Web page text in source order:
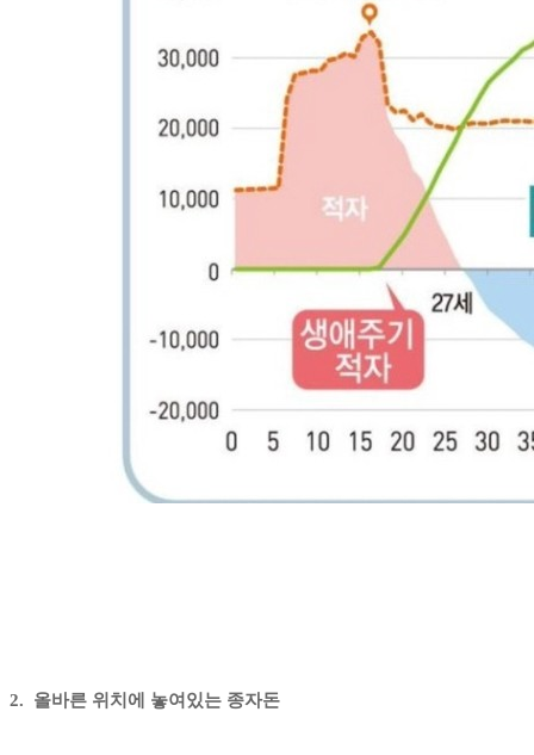
2. 올바른 위치에 놓여있는 종자돈